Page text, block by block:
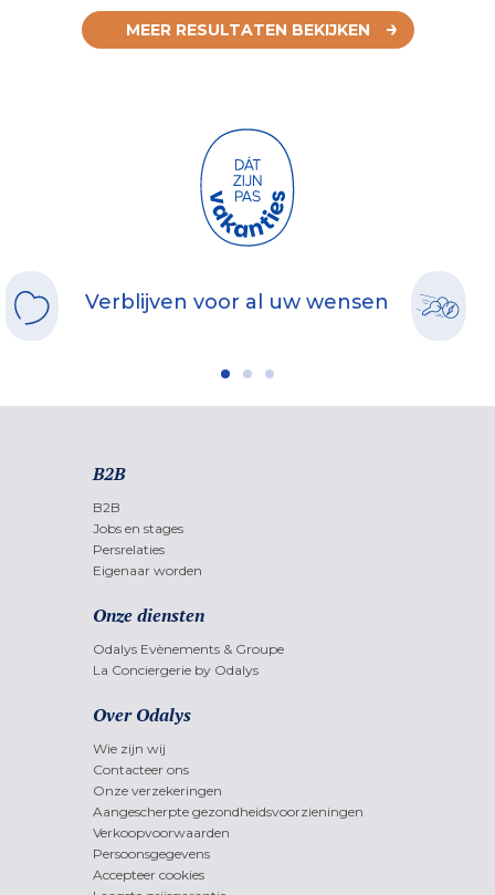
MEER RESULTATEN BEKIJKEN
Verblijven voor al uw wensen
B2B
B2B
Jobs en stages
Persrelaties
Eigenaar worden
Onze diensten
Odalys Evènements & Groupe
La Conciergerie by Odalys
Over Odalys
Wie zijn wij
Contacteer ons
Onze verzekeringen
Aangescherpte gezondheidsvoorzieningen
Verkoopvoorwaarden
Persoonsgegevens
Accepteer cookies